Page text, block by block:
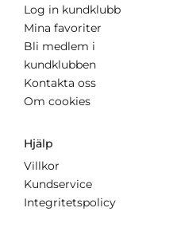
Log in kundklubb
Mina favoriter
Bli medlem i
kundklubben
Kontakta oss
Om cookies
Hjälp
Villkor
Kundservice
Integritetspolicy